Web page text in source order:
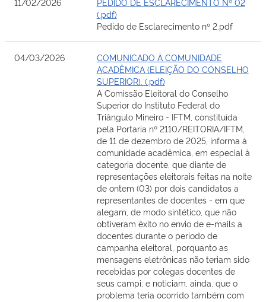
(.pdf)
Pedido de Esclarecimento nº 2.pdf
04/03/2026
COMUNICADO À COMUNIDADE
ACADÊMICA (ELEIÇÃO DO CONSELHO
SUPERIOR). (.pdf)
A Comissão Eleitoral do Conselho
Superior do Instituto Federal do
Triângulo Mineiro - IFTM, constituída
pela Portaria nº 2110/REITORIA/IFTM,
de 11 de dezembro de 2025, informa à
comunidade acadêmica, em especial à
categoria docente, que diante de
representações eleitorais feitas na noite
de ontem (03) por dois candidatos a
representantes de docentes - em que
alegam, de modo sintético, que não
obtiveram êxito no envio de e-mails a
docentes durante o período de
campanha eleitoral, porquanto as
mensagens eletrônicas não teriam sido
recebidas por colegas docentes de
seus campi; e noticiam, ainda, que o
problema teria ocorrido também com